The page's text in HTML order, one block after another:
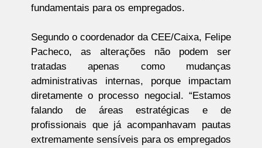
fundamentais para os empregados.
Segundo o coordenador da CEE/Caixa, Felipe
Pacheco, as alterações não podem ser
tratadas apenas como mudanças
administrativas internas, porque impactam
diretamente o processo negocial. “Estamos
falando de áreas estratégicas e de
profissionais que já acompanhavam pautas
extremamente sensíveis para os empregados